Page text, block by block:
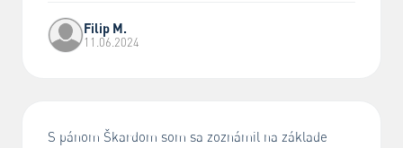
Filip M.
11.06.2024
S pánom Škardom som sa zoznámil na základe